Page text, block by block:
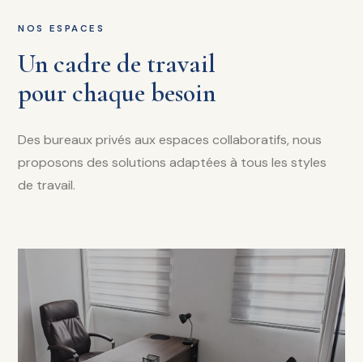
NOS ESPACES
Un cadre de travail
pour chaque besoin
Des bureaux privés aux espaces collaboratifs, nous
proposons des solutions adaptées à tous les styles
de travail.